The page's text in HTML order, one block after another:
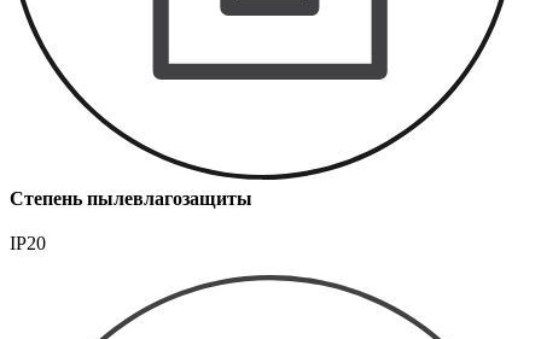
Степень пылевлагозащиты
IP20